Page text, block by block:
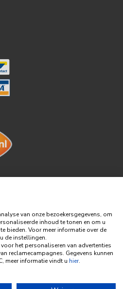
van onze bezoekersgegevens, om
inhoud te tonen en om u
bieden. Voor meer informatie over de
de instellingen.
het personaliseren van advertenties
reclamecampagnes. Gegevens kunnen
meer informatie vindt u hier.